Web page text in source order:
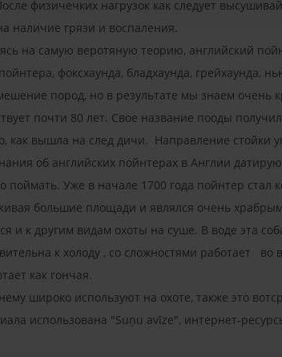
физичечких нагрузок как следует
наличие грязи и воспаления.
на самую веротяную теорию, английский
фоксхаунда, бладхаунда, грейхаунда,
пород, но в результате мы знаем
почти 80 лет. Свое название пооды
как вышла на след дичи. Направление стойки
об английских пойнтерах в Англии
поймать. Уже в начале 1700 года пойнтер стал
большие площади и являлся очень
и к другим видам охоты на суше. В воде эта
к холоду , со сложностями работает
как гончая.
широко используют на охоте, также это
использована "Suņu avīze", интернет-